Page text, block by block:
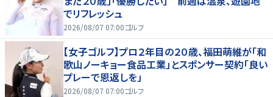
でリフレッシュ
2026/08/07 07:00ゴルフ
【女子ゴルフ】プロ２年目の２０歳、福田萌維が「和
歌山ノーキョー食品工業」とスポンサー契約「良い
プレーで恩返しを」
2026/08/07 07:00ゴルフ